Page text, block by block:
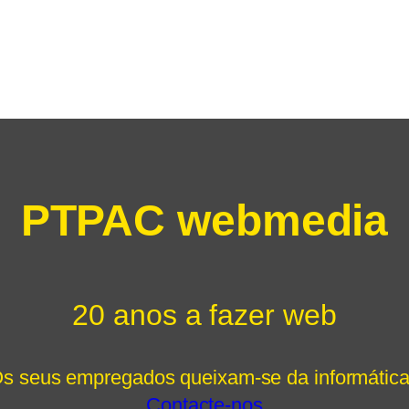
PTPAC webmedia
20 anos a fazer web
seus empregados queixam-se da